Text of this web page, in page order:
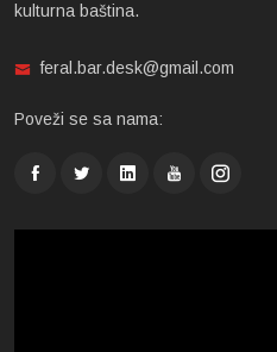
kulturna baština.
feral.bar.desk@gmail.com
Poveži se sa nama: